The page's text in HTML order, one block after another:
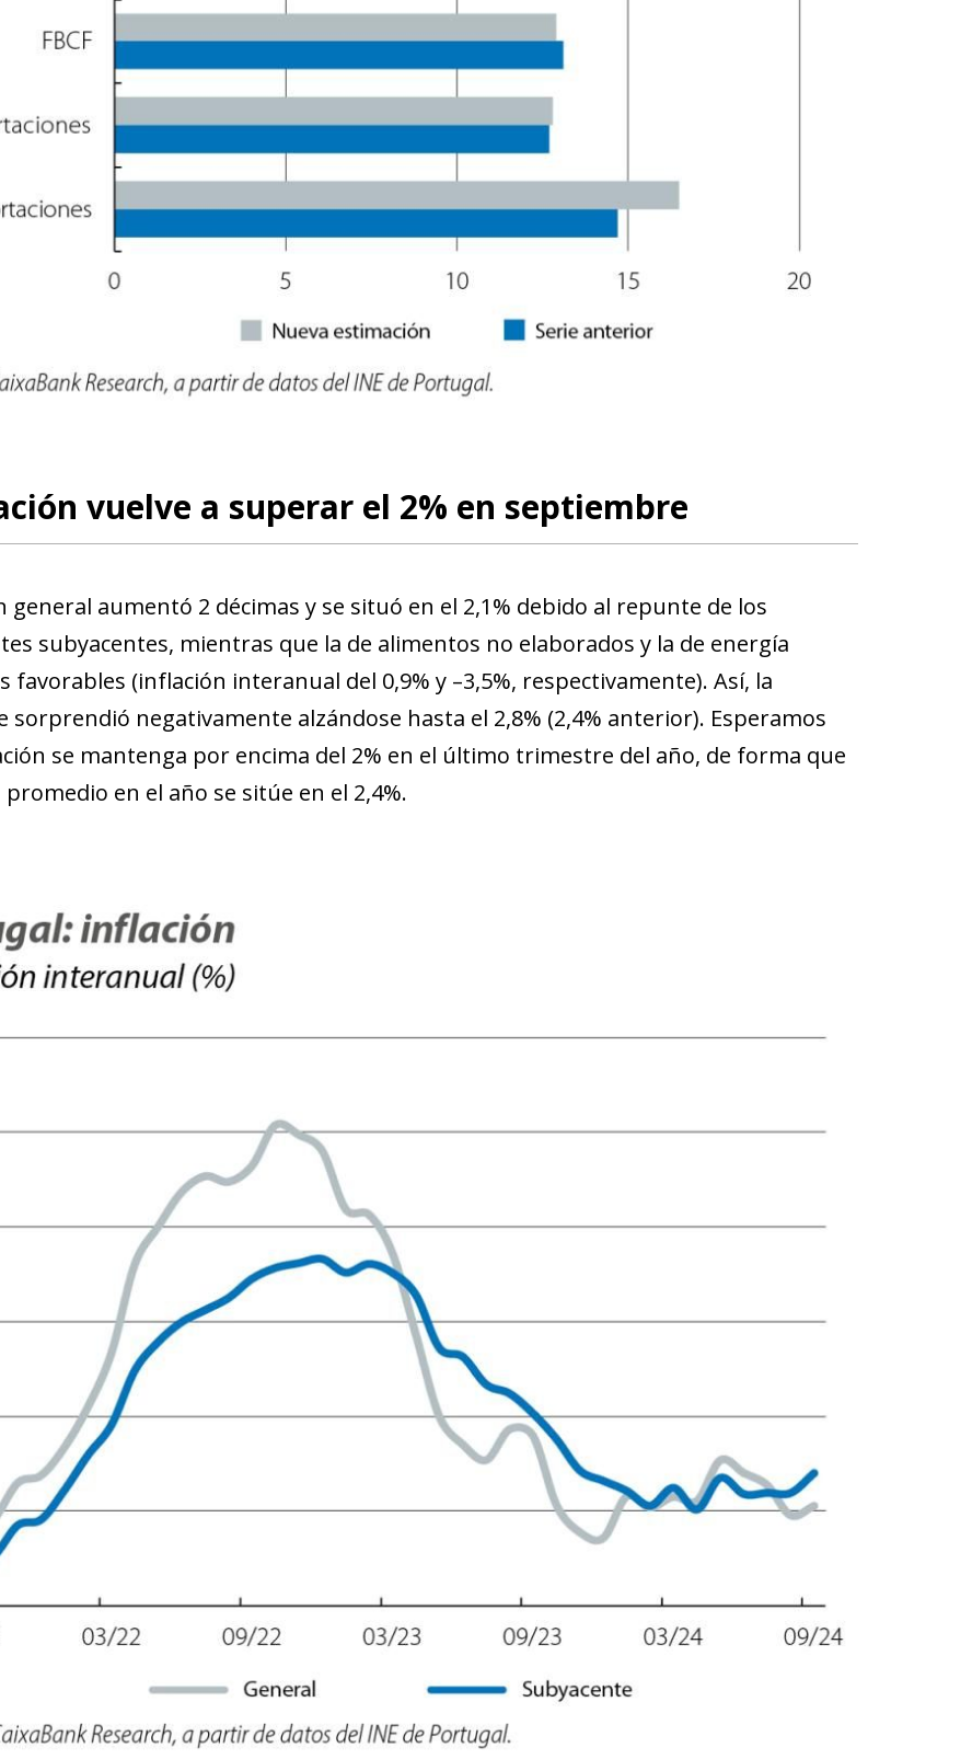
vuelve a superar el 2% en septiembre
general aumentó 2 décimas y se situó en el 2,1% debido al repunte de los
subyacentes, mientras que la de alimentos no elaborados y la de energía
favorables (inflación interanual del 0,9% y –3,5%, respectivamente). Así, la
sorprendió negativamente alzándose hasta el 2,8% (2,4% anterior). Esperamos
se mantenga por encima del 2% en el último trimestre del año, de forma que
en el año se sitúe en el 2,4%.